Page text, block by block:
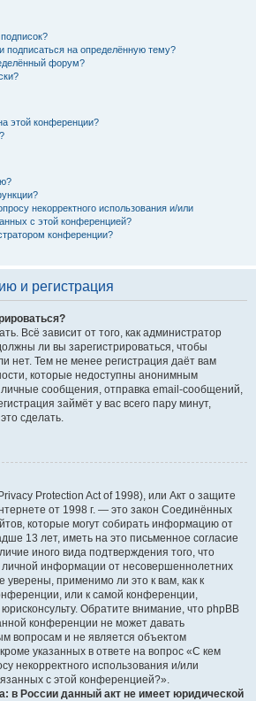
подписаться на определённую тему?
форум?
этой конференции?
некорректного использования и/или
с этой конференцией?
конференции?
и регистрация
Всё зависит от того, как администратор
ли вы зарегистрироваться, чтобы
нет. Тем не менее регистрация даёт вам
которые недоступны анонимным
сообщения, отправка email-сообщений,
займёт у вас всего пару минут,
сделать.
Protection Act of 1998), или Акт о защите
от 1998 г. — это закон Соединённых
которые могут собирать информацию от
13 лет, иметь на это письменное согласие
иного вида подтверждения того, что
информации от несовершеннолетних
применимо ли это к вам, как к
или к самой конференции,
Обратите внимание, что phpBB
конференции не может давать
вопросам и не является объектом
указанных в ответе на вопрос «С кем
некорректного использования и/или
с этой конференцией?».
в России данный акт не имеет юридической